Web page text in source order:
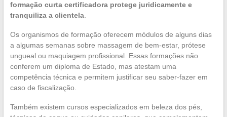
formação curta certificadora protege juridicamente e
tranquiliza a clientela.
Os organismos de formação oferecem módulos de alguns dias
a algumas semanas sobre massagem de bem-estar, prótese
ungueal ou maquiagem profissional. Essas formações não
conferem um diploma de Estado, mas atestam uma
competência técnica e permitem justificar seu saber-fazer em
caso de fiscalização.
Também existem cursos especializados em beleza dos pés,